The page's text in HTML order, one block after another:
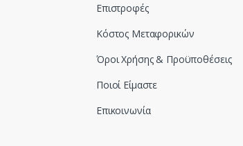
Επιστροφές
Κόστος Μεταφορικών
Όροι Χρήσης & Προϋποθέσεις
Ποιοί Είμαστε
Επικοινωνία